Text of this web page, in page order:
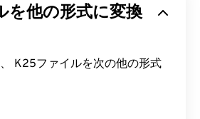
を他の形式に変換
式